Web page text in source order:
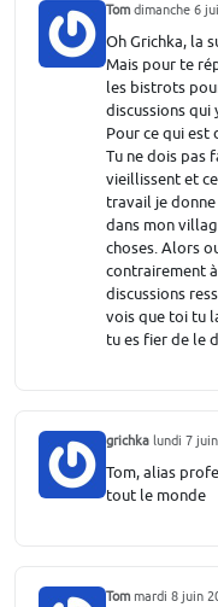
Tom dimanche 6
Oh Grichka, la
Mais pour te
les bistrots
discussions qui
Pour ce qui est
Tu ne dois pas
vieillissent et
travail je
dans mon
choses. Alors
contrairement
discussions
vois que toi tu
tu es fier de le
grichka lundi 7
Tom, alias
tout le monde
Tom mardi 8 juin